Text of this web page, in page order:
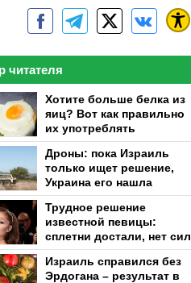
читателя
Хотите больше белка из
яиц? Вот как правильно
их употреблять
Дроны: пока Израиль
только ищет решение,
Украина его нашла
Трудное решение
известной певицы:
сплетни достали, нет сил
Израиль справился без
Эрдогана – результат в